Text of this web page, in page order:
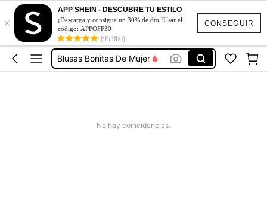
CONSEGUIR
×
APP SHEIN - DESCUBRE TU ESTILO
¡Descarga y consigue un 30% de dto.!Usar el
código: APPOFF30
(95,960)
Vestidos De Mujer Casual
Vestidos Elegantes De Mujer
Blusas Bonitas De Mujer
Conjunto De Dos Piezas Mujer
No hay coincidencias.